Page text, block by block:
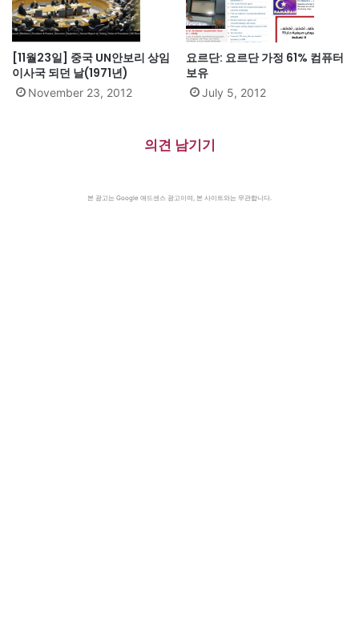
[11월23일] 중국 UN안보리 상임
이사국 되던 날(1971년)
November 23, 2012
요르단: 요르단 가정 61% 컴퓨터
보유
July 5, 2012
의견 남기기
본 광고는 Google 애드센스 광고이며, 본 사이트와는 무관합니다.